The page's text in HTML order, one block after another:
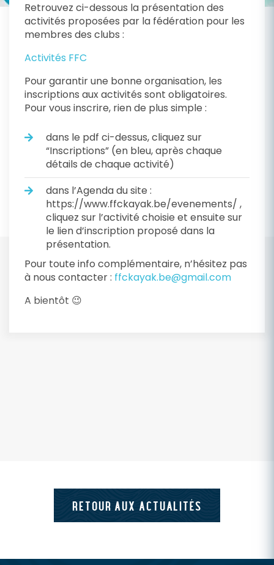
Retrouvez ci-dessous la présentation des
activités proposées par la fédération pour les
membres des clubs :
Activités FFC
Pour garantir une bonne organisation, les
inscriptions aux activités sont obligatoires.
Pour vous inscrire, rien de plus simple :
dans le pdf ci-dessus, cliquez sur
“Inscriptions” (en bleu, après chaque
détails de chaque activité)
dans l’Agenda du site :
https://www.ffckayak.be/evenements/ ,
cliquez sur l’activité choisie et ensuite sur
le lien d’inscription proposé dans la
présentation.
Pour toute info complémentaire, n’hésitez pas
à nous contacter : ffckayak.be@gmail.com
A bientôt 😉
RETOUR AUX ACTUALITÉS